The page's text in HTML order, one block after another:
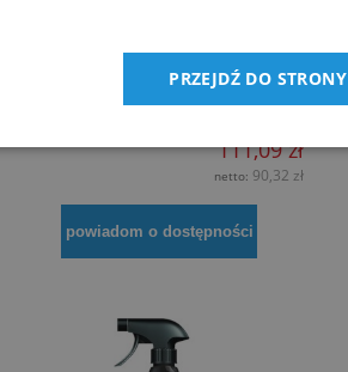
TENZI APC In – Koncentrat do
czyszczenia plastiku, skór i
111,09 zł
netto: 90,32 zł
powiadom o dostępności
PRZEJDŹ DO STRONY